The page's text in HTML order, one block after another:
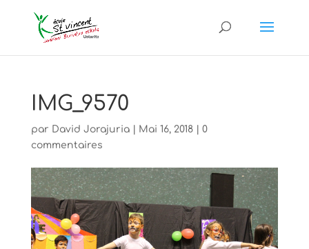
IMG_9570
par David Jorajuria| Mai 16, 2018| 0
commentaires